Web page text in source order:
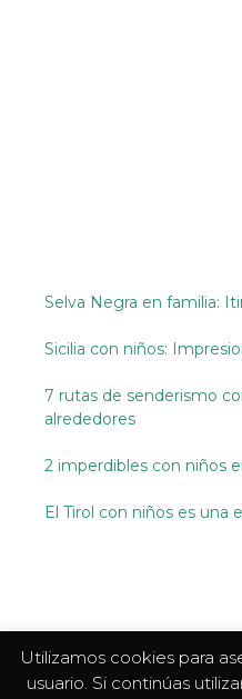
Selva Negra en familia:
Sicilia con niños:
7 rutas de senderismo
alrededores
2 imperdibles con niños
El Tirol con niños es una
Aviso legal,
Utilizamos cookies para
usuario. Si continúas